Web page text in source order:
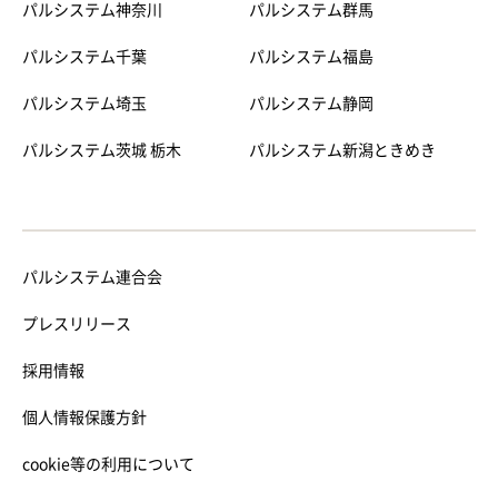
パルシステム神奈川
パルシステム千葉
パルシステム埼玉
パルシステム茨城 栃木
パルシステム群馬
パルシステム福島
パルシステム静岡
パルシステム新潟ときめき
パルシステム連合会
プレスリリース
採用情報
個人情報保護方針
cookie等の利用について